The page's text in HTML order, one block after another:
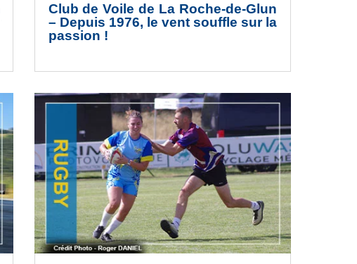
Club de Voile de La Roche-de-Glun
– Depuis 1976, le vent souffle sur la
passion !